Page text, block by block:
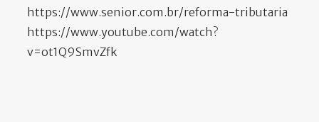
https://www.senior.com.br/reforma-tributaria
https://www.youtube.com/watch?
v=ot1Q9SmvZfk